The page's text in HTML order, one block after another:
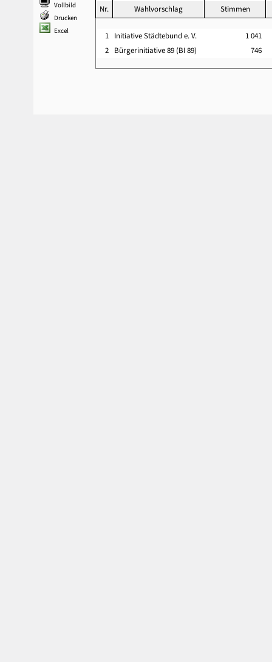
Vollbild
Drucken
Excel
Nr.
Wahlvorschlag Stimmen
1 Initiative Städtebund e. V.
1 041
2 Bürgerinitiative 89 (BI 89) 746